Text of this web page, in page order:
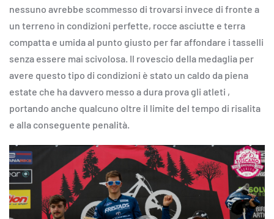
nessuno avrebbe scommesso di trovarsi invece di fronte a
un terreno in condizioni perfette, rocce asciutte e terra
compatta e umida al punto giusto per far affondare i tasselli
senza essere mai scivolosa. Il rovescio della medaglia per
avere questo tipo di condizioni è stato un caldo da piena
estate che ha davvero messo a dura prova gli atleti ,
portando anche qualcuno oltre il limite del tempo di risalita
e alla conseguente penalità.